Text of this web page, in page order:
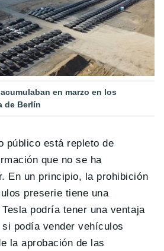
en marzo en los
de Berlín
público está repleto de
que no se ha
En un principio, la prohibición
preserie tiene una
podría tener una ventaja
podía vender vehículos
la aprobación de las